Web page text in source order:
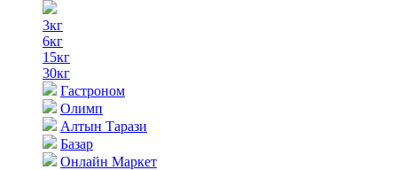
3кг
6кг
15кг
30кг
Гастроном
Олимп
Алтын Тарази
Базар
Онлайн Маркет